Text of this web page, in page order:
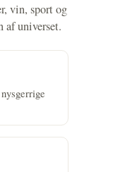
vin, sport og
af universet.